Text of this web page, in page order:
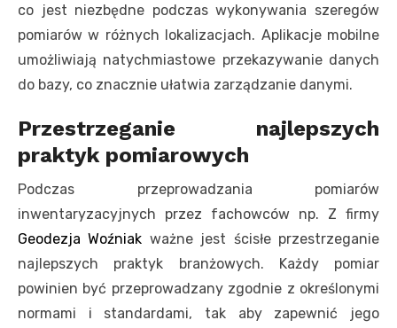
co jest niezbędne podczas wykonywania szeregów
pomiarów w różnych lokalizacjach. Aplikacje mobilne
umożliwiają natychmiastowe przekazywanie danych
do bazy, co znacznie ułatwia zarządzanie danymi.
Przestrzeganie najlepszych
praktyk pomiarowych
Podczas przeprowadzania pomiarów
inwentaryzacyjnych przez fachowców np. Z firmy
Geodezja Woźniak ważne jest ścisłe przestrzeganie
najlepszych praktyk branżowych. Każdy pomiar
powinien być przeprowadzany zgodnie z określonymi
normami i standardami, tak aby zapewnić jego